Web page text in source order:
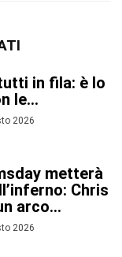
in fila: è lo
le...
2026
metterà
Chris
arco...
2026